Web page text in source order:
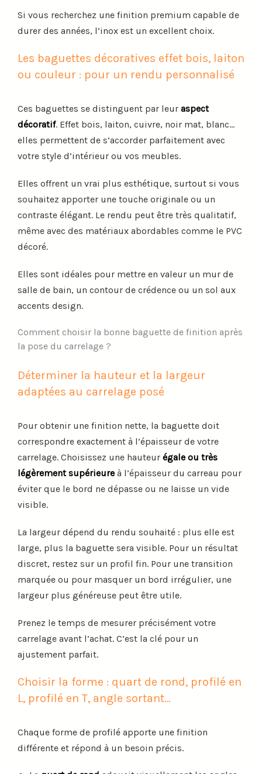
Si vous recherchez une finition premium capable de
durer des années, l’inox est un excellent choix.
Les baguettes décoratives effet bois, laiton
ou couleur : pour un rendu personnalisé
Ces baguettes se distinguent par leur aspect
décoratif. Effet bois, laiton, cuivre, noir mat, blanc…
elles permettent de s’accorder parfaitement avec
votre style d’intérieur ou vos meubles.
Elles offrent un vrai plus esthétique, surtout si vous
souhaitez apporter une touche originale ou un
contraste élégant. Le rendu peut être très qualitatif,
même avec des matériaux abordables comme le PVC
décoré.
Elles sont idéales pour mettre en valeur un mur de
salle de bain, un contour de crédence ou un sol aux
accents design.
Comment choisir la bonne baguette de finition après
la pose du carrelage ?
Déterminer la hauteur et la largeur
adaptées au carrelage posé
Pour obtenir une finition nette, la baguette doit
correspondre exactement à l’épaisseur de votre
carrelage. Choisissez une hauteur égale ou très
légèrement supérieure à l’épaisseur du carreau pour
éviter que le bord ne dépasse ou ne laisse un vide
visible.
La largeur dépend du rendu souhaité : plus elle est
large, plus la baguette sera visible. Pour un résultat
discret, restez sur un profil fin. Pour une transition
marquée ou pour masquer un bord irrégulier, une
largeur plus généreuse peut être utile.
Prenez le temps de mesurer précisément votre
carrelage avant l’achat. C’est la clé pour un
ajustement parfait.
Choisir la forme : quart de rond, profilé en
L, profilé en T, angle sortant…
Chaque forme de profilé apporte une finition
différente et répond à un besoin précis.